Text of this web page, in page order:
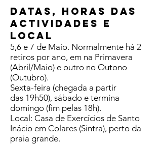
DATAS, HORAS DAS
ACTIVIDADES E
LOCAL
5,6 e 7 de Maio. Normalmente há 2
retiros por ano, em na Primavera
(Abril/Maio) e outro no Outono
(Outubro).
Sexta-feira (chegada a partir
das 19h50), sábado e termina
domingo (fim pelas 18h).
Local: Casa de Exercícios de Santo
Inácio em Colares (Sintra), perto da
praia grande.